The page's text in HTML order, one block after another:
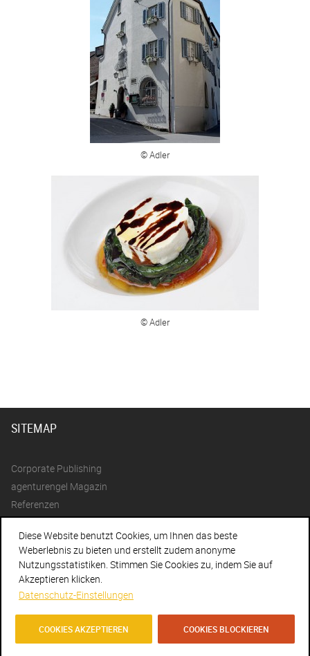
© Adler
© Adler
SITEMAP
Corporate Publishing
agenturengel Magazin
Referenzen
Agentur
Team
Philosophie
Preisgekrönt
Jobs
Diese Website benutzt Cookies, um Ihnen das beste
Weberlebnis zu bieten und erstellt zudem anonyme
Nutzungsstatistiken. Stimmen Sie Cookies zu, indem Sie auf
Akzeptieren klicken.
Datenschutz-Einstellungen
COOKIES AKZEPTIEREN COOKIES BLOCKIEREN